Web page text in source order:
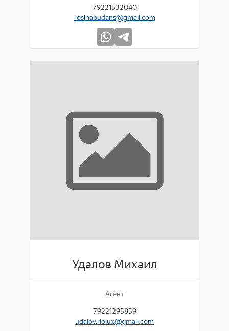
79221532040
rosinabudans@gmail.com
Удалов Михаил
Агент
79221295859
udalov.riolux@gmail.com